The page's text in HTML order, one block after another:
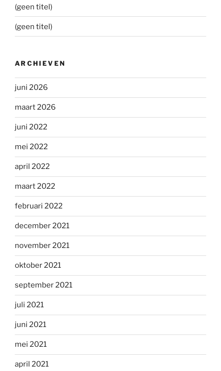
(geen titel)
(geen titel)
ARCHIEVEN
juni 2026
maart 2026
juni 2022
mei 2022
april 2022
maart 2022
februari 2022
december 2021
november 2021
oktober 2021
september 2021
juli 2021
juni 2021
mei 2021
april 2021